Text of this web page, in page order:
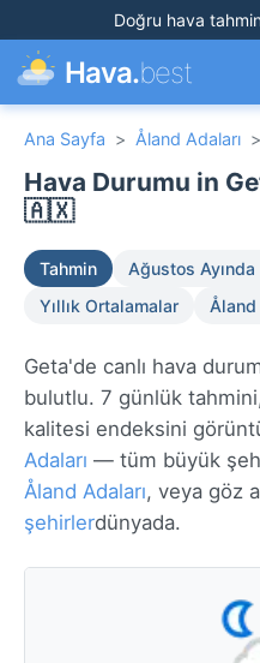
Doğru hava
Hava.best
Ana Sayfa > Åland Adaları >
Hava Durumu in
🇦🇽
Tahmin Ağustos Ayında
Yıllık Ortalamalar
Åland
Geta'de canlı hava
bulutlu. 7 günlük
kalitesi endeksini
Adaları — tüm büyük
Åland Adaları, veya göz
şehirlerdünyada.